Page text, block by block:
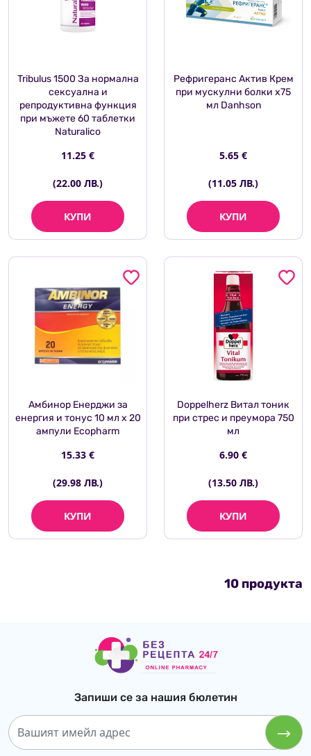
Tribulus 1500 За нормална
сексуална и
репродуктивна функция
при мъжете 60 таблетки
Naturalico
11.25 €
(22.00 ЛВ.)
КУПИ
Рефригеранс Актив Крем
при мускулни болки x75
мл Danhson
5.65 €
(11.05 ЛВ.)
КУПИ
Амбинор Енерджи за
енергия и тонус 10 мл х 20
ампули Ecopharm
15.33 €
(29.98 ЛВ.)
КУПИ
Doppelherz Витал тоник
при стрес и преумора 750
мл
6.90 €
(13.50 ЛВ.)
КУПИ
10 продукта
Запиши се за нашия бюлетин